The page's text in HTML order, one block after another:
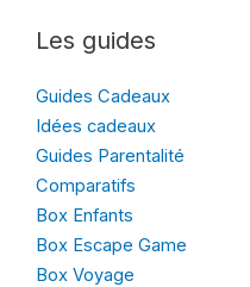
Les guides
Guides Cadeaux
Idées cadeaux
Guides Parentalité
Comparatifs
Box Enfants
Box Escape Game
Box Voyage